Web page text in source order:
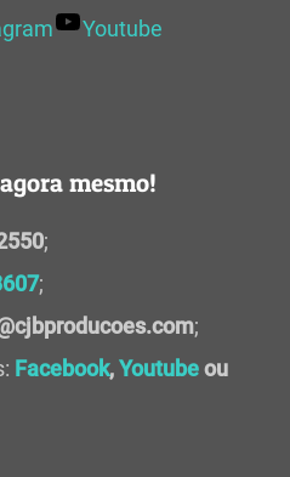
Youtube
mesmo!
;
;
;
Facebook,Youtubeou